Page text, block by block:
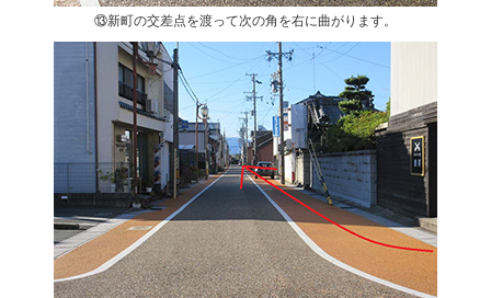
⑬新町の交差点を渡って次の角を右に曲がります。